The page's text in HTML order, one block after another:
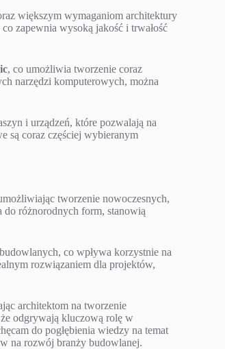
większym wymaganiom architektury
zapewnia wysoką jakość i trwałość
, co umożliwia tworzenie coraz
narzędzi komputerowych, można
i urządzeń, które pozwalają na
są coraz częściej wybieranym
tworzenie nowoczesnych,
różnorodnych form, stanowią
co wpływa korzystnie na
rozwiązaniem dla projektów,
architektom na tworzenie
odgrywają kluczową rolę w
do pogłębienia wiedzy na temat
na rozwój branży budowlanej.